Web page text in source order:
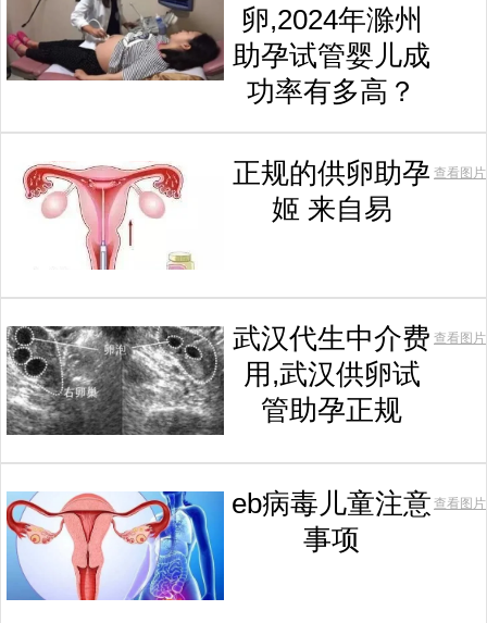
卵,2024年滁州
助孕试管婴儿成
功率有多高？
正规的供卵助孕
姬 来自易
查看图片
武汉代生中介费
用,武汉供卵试
管助孕正规
查看图片
eb病毒儿童注意
事项
查看图片